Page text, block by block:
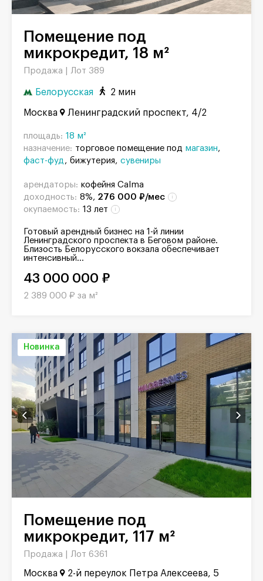
Помещение под
микрокредит, 18 м²
Продажа | Лот 389
Белорусская 2 мин
Москва Ленинградский проспект, 4/2
площадь: 18 м²
назначение: торговое помещение под магазин
фаст-фуд
бижутерия сувениры
арендаторы: кофейня Calma
доходность: 8%, 276 000 ₽/мес
окупаемость: 13 лет
Готовый арендный бизнес на 1-й линии
Ленинградского проспекта в Беговом районе.
Близость Белорусского вокзала обеспечивает
интенсивный...
43 000 000 ₽
2 389 000 ₽ за м²
Новинка
Помещение под
микрокредит, 117 м²
Продажа | Лот 6361
Москва 2-й переулок Петра Алексеева, 5